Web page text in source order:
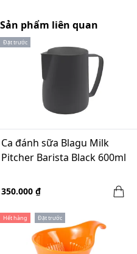
Sản phẩm liên quan
Đặt trước
Ca đánh sữa Blagu Milk
Pitcher Barista Black 600ml
350.000 ₫
Hết hàng Đặt trước